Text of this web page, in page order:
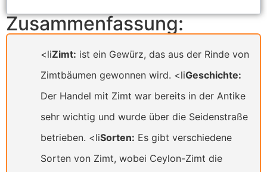
Zusammenfassung:
<liZimt: ist ein Gewürz, das aus der Rinde von
Zimtbäumen gewonnen wird. <liGeschichte:
Der Handel mit Zimt war bereits in der Antike
sehr wichtig und wurde über die Seidenstraße
betrieben. <liSorten: Es gibt verschiedene
Sorten von Zimt, wobei Ceylon-Zimt die